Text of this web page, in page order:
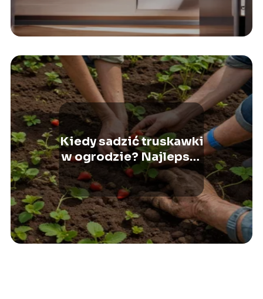
Kiedy sadzić truskawki
w ogrodzie? Najlepszy
czas